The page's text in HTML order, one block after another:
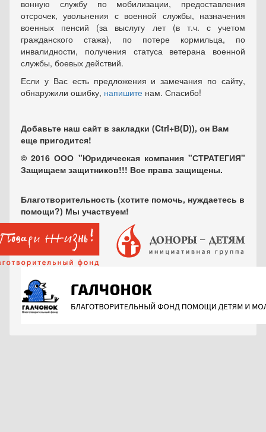
вонную службу по мобилизации, предоставления
отсрочек, увольнения с военной службы, назначения
военных пенсий (за выслугу лет (в т.ч. с учетом
гражданского стажа), по потере кормильца, по
инвалидности, получения статуса ветерана военной
службы, боевых действий.
Если у Вас есть предложения и замечания по сайту,
обнаружили ошибку, напишите нам. Спасибо!
Добавьте наш сайт в закладки (Ctrl+В(D)), он Вам
еще пригодится!
© 2016 ООО "Юридическая компания "СТРАТЕГИЯ"
Защищаем защитников!!! Все права защищены.
Благотворительность (хотите помочь, нуждаетесь в
помощи?) Мы участвуем!